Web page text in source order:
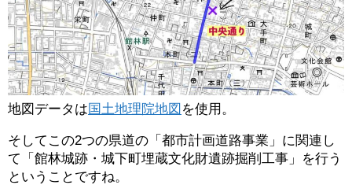
地図データは 国土地理院地図 を使用。
そしてこの2つの県道の「都市計画道路事業」に関連し
て「館林城跡・城下町埋蔵文化財遺跡掘削工事」を行う
ということですね。